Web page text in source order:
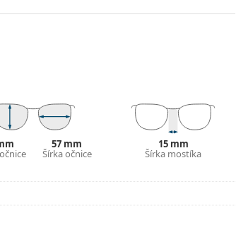
a jeho vyhotovenie sa môžu líšiť.
a starostlivosť o okuliare. Niektoré
57 mm
Šírka očnice
15 mm
Šírka mostíka